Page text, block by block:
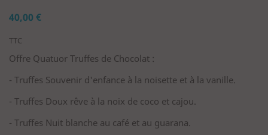
40,00 €
TTC
Offre Quatuor Truffes de Chocolat :
- Truffes Souvenir d'enfance à la noisette et à la vanille.
- Truffes Doux rêve à la noix de coco et cajou.
- Truffes Nuit blanche au café et au guarana.